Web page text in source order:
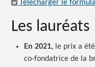
Télécharger le
Les lauréats
En 2021, le prix a
co-fondatrice de la